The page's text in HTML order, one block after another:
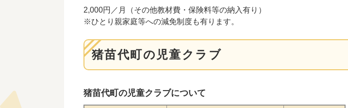
2,000円／月（その他教材費・保険料等の納入有り）
※ひとり親家庭等への減免制度も有ります。
猪苗代町の児童クラブ
猪苗代町の児童クラブについて